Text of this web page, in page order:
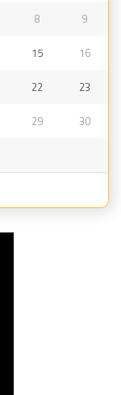
8 9
15 16
22 23
29 30